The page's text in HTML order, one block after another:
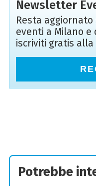
Newsletter
Resta
eventi a Milano e
iscriviti gratis
Potrebbe